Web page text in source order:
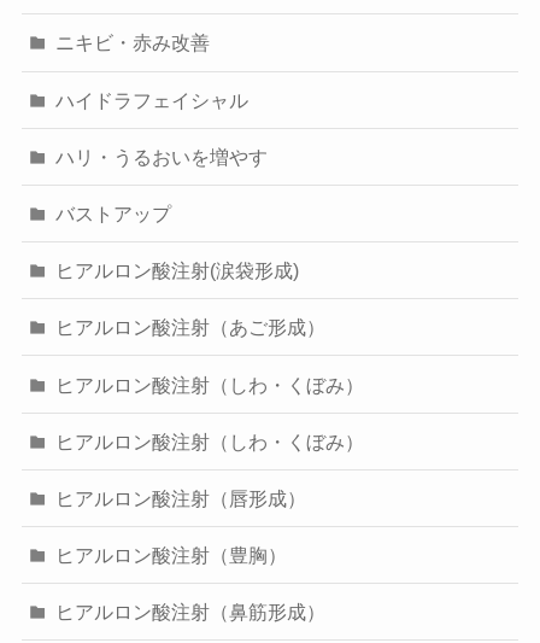
ニキビ・赤み改善
ハイドラフェイシャル
ハリ・うるおいを増やす
バストアップ
ヒアルロン酸注射(涙袋形成)
ヒアルロン酸注射（あご形成）
ヒアルロン酸注射（しわ・くぼみ）
ヒアルロン酸注射（しわ・くぼみ）
ヒアルロン酸注射（唇形成）
ヒアルロン酸注射（豊胸）
ヒアルロン酸注射（鼻筋形成）